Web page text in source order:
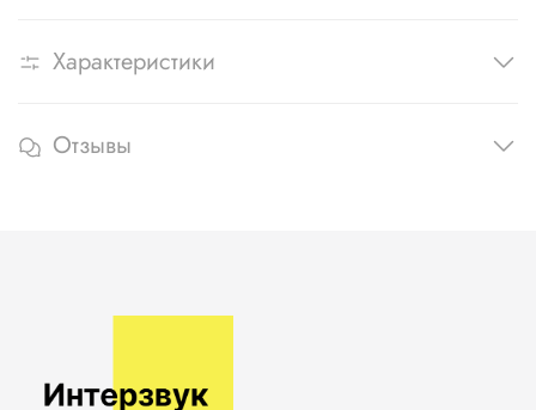
Характеристики
Отзывы